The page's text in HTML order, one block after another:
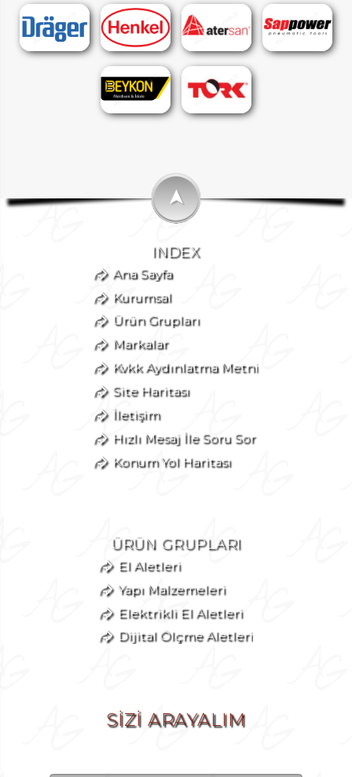
➤
INDEX
Ana Sayfa
Kurumsal
Ürün Grupları
Markalar
Kvkk Aydınlatma Metni
Site Haritası
İletişim
Hızlı Mesaj İle Soru Sor
Konum Yol Haritası
ÜRÜN GRUPLARI
El Aletleri
Yapı Malzemeleri
Elektrikli El Aletleri
Dijital Ölçme Aletleri
SİZİ ARAYALIM